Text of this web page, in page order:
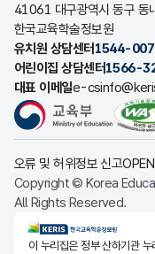
41061 대구광역시 동구 동
한국교육학술정보원
유치원 상담센터 1544-
어린이집 상담센터1566-
대표 이메일e-
오류 및 허위정보 신고
Copyright © Korea
All Rights Reserved.
KERIS한국교육학술정보원
이 누리집은 정부 산하기관 누